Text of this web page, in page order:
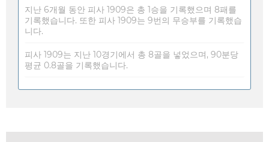
지난 6개월 동안 피사 1909은 총 1승을 기록했으며 8패를
기록했습니다. 또한 피사 1909는 9번의 무승부를 기록했습
니다.
피사 1909는 지난 10경기에서 총 8골을 넣었으며, 90분당
평균 0.8골을 기록했습니다.